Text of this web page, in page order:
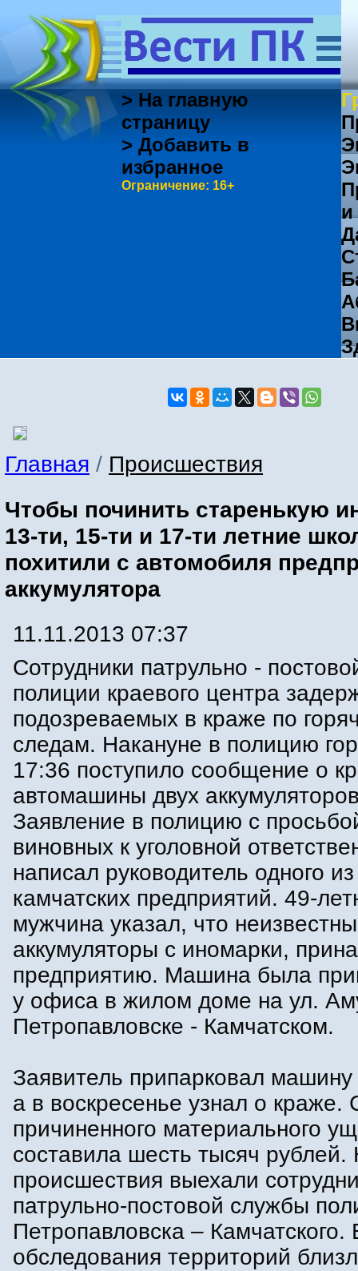
> На главную
страницу
> Добавить в
избранное
Ограничение: 16+
Главная / Происшествия
Чтобы починить старенькую
13-ти, 15-ти и 17-ти летние
похитили с автомобиля
аккумулятора
11.11.2013 07:37
Сотрудники патрульно -
полиции краевого центра
подозреваемых в краже по
следам. Накануне в полицию
17:36 поступило сообщение о
автомашины двух
Заявление в полицию с
виновных к уголовной
написал руководитель одного из
камчатских предприятий. 49-
мужчина указал, что
аккумуляторы с иномарки,
предприятию. Машина была
у офиса в жилом доме на ул.
Петропавловске - Камчатском.
Заявитель припарковал машину
а в воскресенье узнал о краже.
причиненного материального
составила шесть тысяч рублей.
происшествия выехали
патрульно-постовой службы
Петропавловска – Камчатского.
обследования территорий